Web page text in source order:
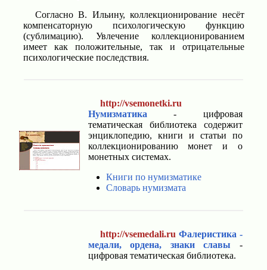
Согласно В. Ильину, коллекционирование несёт
компенсаторную психологическую функцию
(сублимацию). Увлечение коллекционированием
имеет как положительные, так и отрицательные
психологические последствия.
http://vsemonetki.ru
Нумизматика - цифровая
тематическая библиотека содержит
энциклопедию, книги и статьи по
коллекционированию монет и о
монетных системах.
Книги по нумизматике
Словарь нумизмата
http://vsemedali.ru Фалеристика -
медали, ордена, знаки славы -
цифровая тематическая библиотека.